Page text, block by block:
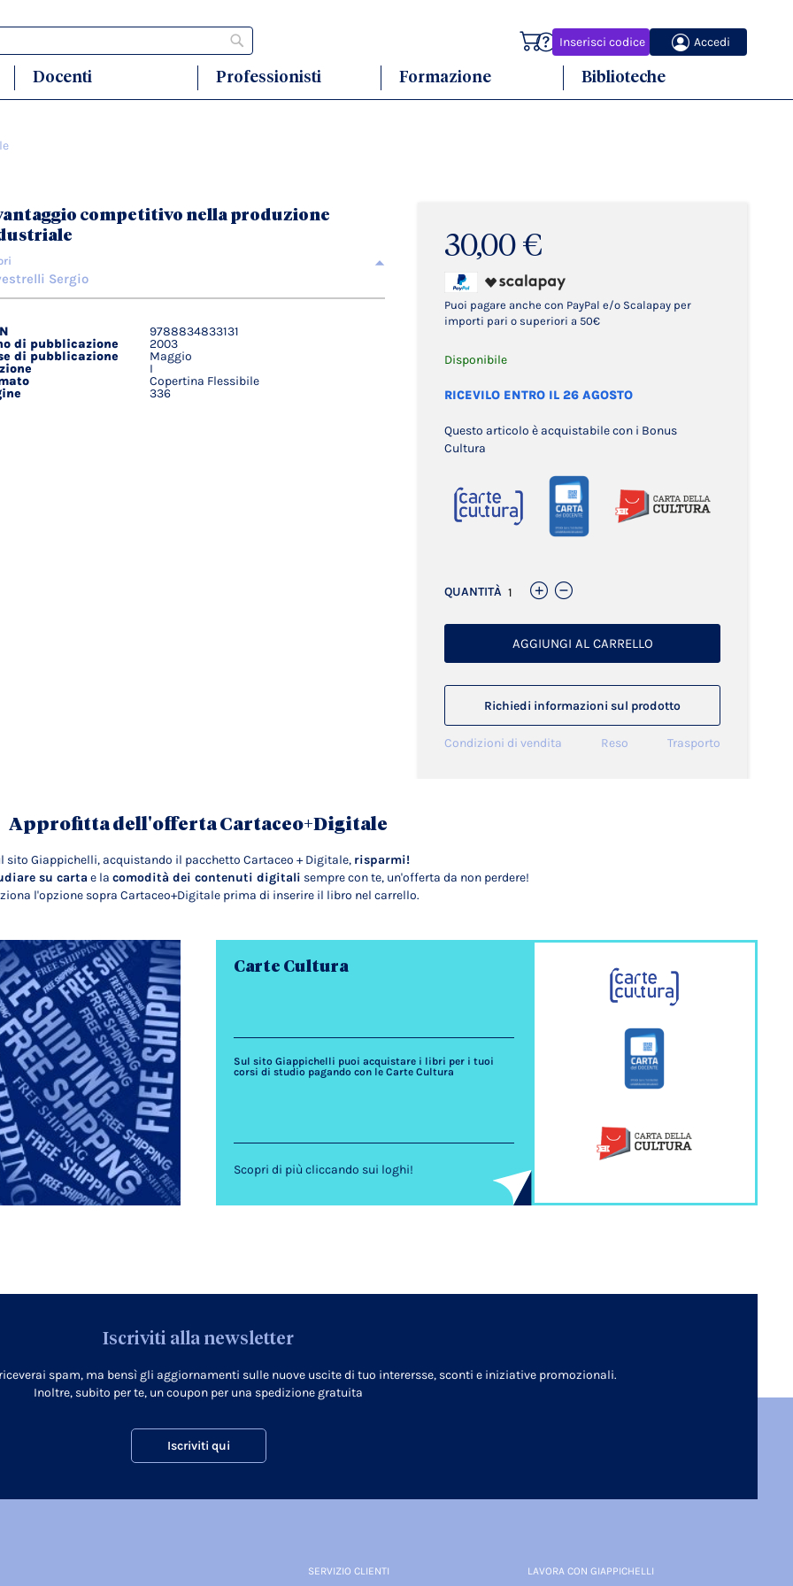
Inserisci codice Accedi
Carrello
Docenti Professionisti Formazione Biblioteche
30,00 €
Puoi pagare anche con PayPal e/o Scalapay per
importi pari o superiori a 50€
Disponibile
RICEVILO ENTRO IL 26 AGOSTO
Questo articolo è acquistabile con i Bonus
Cultura
QUANTITÀ
AGGIUNGI AL CARRELLO
Richiedi informazioni sul prodotto
Condizioni di vendita Reso Trasporto
competitivo nella produzione
Sergio
9788834833131
di pubblicazione
2003
di pubblicazione
Maggio
I
Copertina Flessibile
336
Approfitta dell'offerta Cartaceo+Digitale
sito Giappichelli, acquistando il pacchetto Cartaceo + Digitale, risparmi!
su carta e la comodità dei contenuti digitali sempre con te, un'offerta da non perdere!
l'opzione sopra Cartaceo+Digitale prima di inserire il libro nel carrello.
Carte Cultura
Sul sito Giappichelli puoi acquistare i libri per i tuoi
corsi di studio pagando con le Carte Cultura
Scopri di più cliccando sui loghi!
Iscriviti alla newsletter
spam, ma bensì gli aggiornamenti sulle nuove uscite di tuo interersse, sconti e iniziative promozionali.
Inoltre, subito per te, un coupon per una spedizione gratuita
Iscriviti qui
SERVIZIO CLIENTI LAVORA CON GIAPPICHELLI